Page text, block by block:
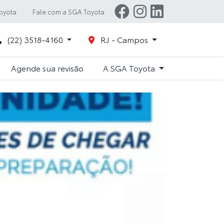
Fale com a SGA Toyota
(22) 3518-4160 RJ - Campos
Agende sua revisão A SGA Toyota